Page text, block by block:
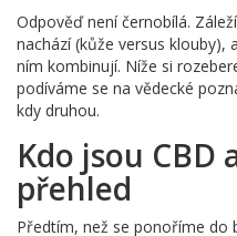
Odpověď není černobílá.
nachází (kůže versus klouby),
ním kombinují. Níže si
podíváme se na vědecké
kdy druhou.
Kdo jsou CBD
přehled
Předtím, než se ponoříme do